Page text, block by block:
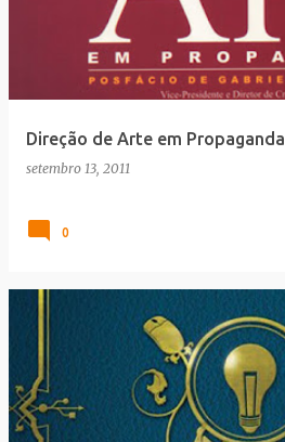
Direção de Arte em Propaganda
setembro 13, 2011
0